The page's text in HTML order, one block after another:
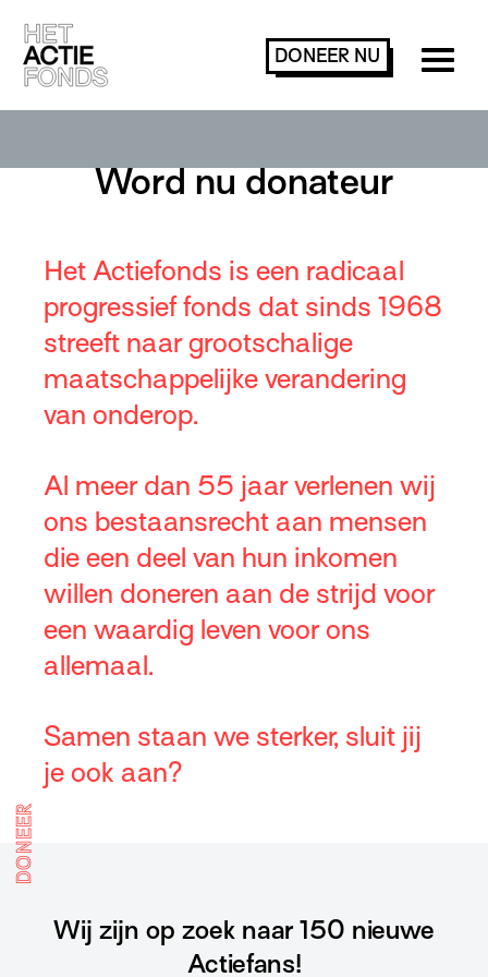
DONEER NU
Word nu donateur
Het Actiefonds is een radicaal
progressief fonds dat sinds 1968
streeft naar grootschalige
maatschappelijke verandering
van onderop.
Al meer dan 55 jaar verlenen wij
ons bestaansrecht aan mensen
die een deel van hun inkomen
willen doneren aan de strijd voor
een waardig leven voor ons
allemaal.
Samen staan we sterker, sluit jij
je ook aan?
DONEER
Wij zijn op zoek naar 150 nieuwe
Actiefans!